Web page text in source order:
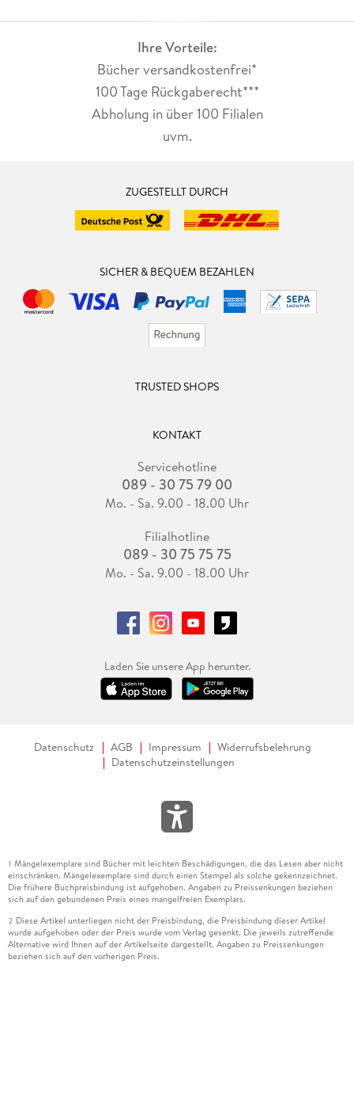
Ihre Vorteile:
Bücher versandkostenfrei*
100 Tage Rückgaberecht***
Abholung in über 100 Filialen
uvm.
ZUGESTELLT DURCH
SICHER & BEQUEM BEZAHLEN
TRUSTED SHOPS
KONTAKT
Servicehotline
089 - 30 75 79 00
Mo. - Sa. 9.00 - 18.00 Uhr
Filialhotline
089 - 30 75 75 75
Mo. - Sa. 9.00 - 18.00 Uhr
Laden Sie unsere App herunter.
Datenschutz AGB Impressum
Widerrufsbelehrung
Datenschutzeinstellungen
1 Mängelexemplare sind Bücher mit leichten Beschädigungen, die das Lesen aber nicht
einschränken. Mängelexemplare sind durch einen Stempel als solche gekennzeichnet.
Die frühere Buchpreisbindung ist aufgehoben. Angaben zu Preissenkungen beziehen
sich auf den gebundenen Preis eines mangelfreien Exemplars.
2 Diese Artikel unterliegen nicht der Preisbindung, die Preisbindung dieser Artikel
wurde aufgehoben oder der Preis wurde vom Verlag gesenkt. Die jeweils zutreffende
Alternative wird Ihnen auf der Artikelseite dargestellt. Angaben zu Preissenkungen
beziehen sich auf den vorherigen Preis.